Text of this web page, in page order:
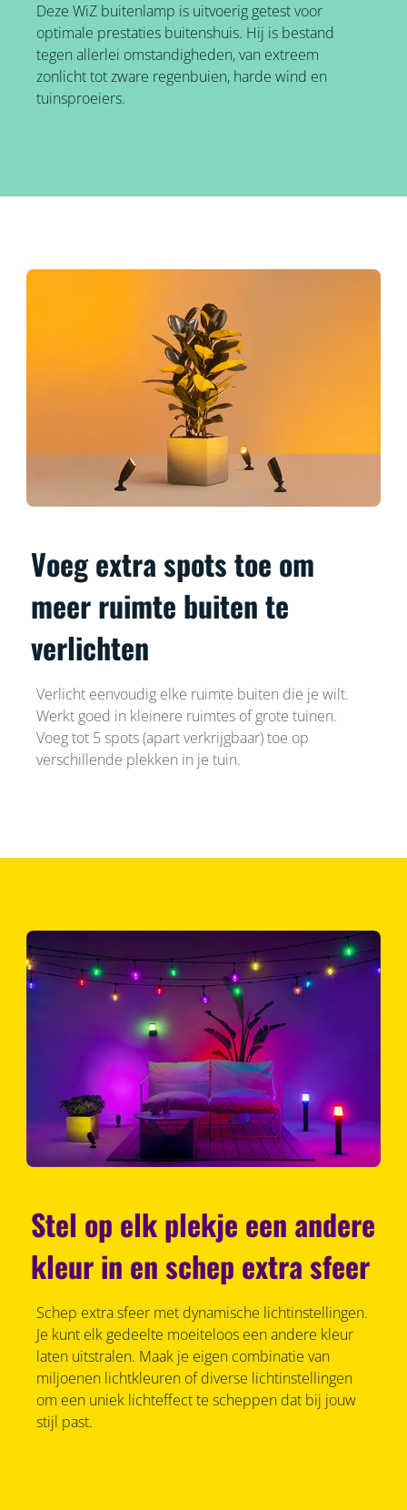
Deze WiZ buitenlamp is uitvoerig getest voor
optimale prestaties buitenshuis. Hij is bestand
tegen allerlei omstandigheden, van extreem
zonlicht tot zware regenbuien, harde wind en
tuinsproeiers.
Voeg extra spots toe om
meer ruimte buiten te
verlichten
Verlicht eenvoudig elke ruimte buiten die je wilt.
Werkt goed in kleinere ruimtes of grote tuinen.
Voeg tot 5 spots (apart verkrijgbaar) toe op
verschillende plekken in je tuin.
Stel op elk plekje een andere
kleur in en schep extra sfeer
Schep extra sfeer met dynamische lichtinstellingen.
Je kunt elk gedeelte moeiteloos een andere kleur
laten uitstralen. Maak je eigen combinatie van
miljoenen lichtkleuren of diverse lichtinstellingen
om een uniek lichteffect te scheppen dat bij jouw
stijl past.